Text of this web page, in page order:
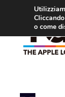
contenuto
o come